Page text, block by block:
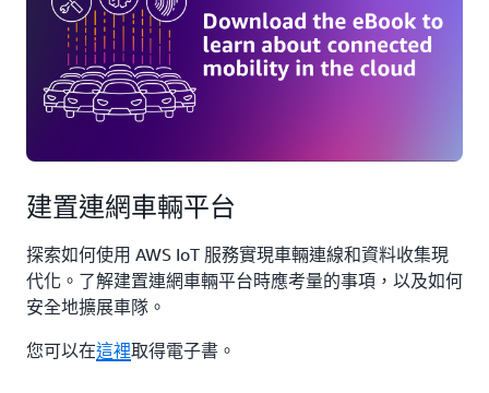
建置連網車輛平台
探索如何使用 AWS IoT 服務實現車輛連線和資料收集現
代化。了解建置連網車輛平台時應考量的事項，以及如何
安全地擴展車隊。
您可以在這裡取得電子書。